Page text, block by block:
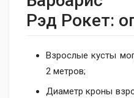
Рэд Рокет:
Взрослые кусты
2 метров;
Диаметр кроны